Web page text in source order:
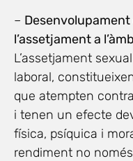
–
l’assetjament a
L’assetjament
laboral,
que atempten
i tenen un efecte
física, psíquica i
rendiment no